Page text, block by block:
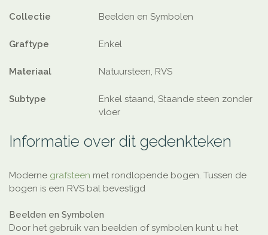
Collectie Beelden en Symbolen
Graftype Enkel
Materiaal Natuursteen, RVS
Subtype
Enkel staand, Staande steen zonder
vloer
Informatie over dit gedenkteken
Moderne grafsteen met rondlopende bogen. Tussen de
bogen is een RVS bal bevestigd
Beelden en Symbolen
Door het gebruik van beelden of symbolen kunt u het